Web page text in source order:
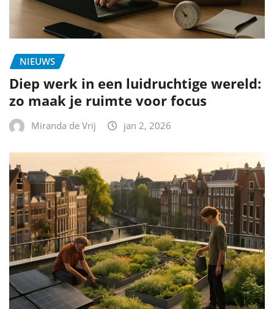
NIEUWS
Diep werk in een luidruchtige wereld:
zo maak je ruimte voor focus
Miranda de Vrij jan 2, 2026